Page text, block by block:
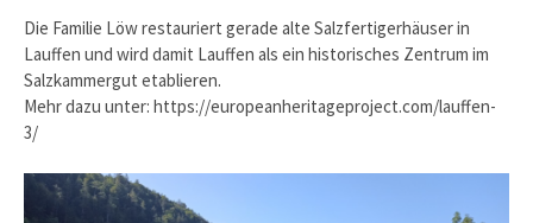
Die Familie Löw restauriert gerade alte Salzfertigerhäuser in
Lauffen und wird damit Lauffen als ein historisches Zentrum im
Salzkammergut etablieren.
Mehr dazu unter: https://europeanheritageproject.com/lauffen-
3/